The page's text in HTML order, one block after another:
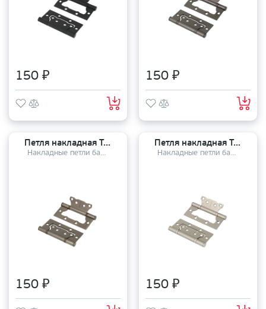
150 ₽ 150 ₽
Петля накладная TANDOOR TD100-2S steel (100*75*2,5) AB
Накладные петли бабочки
150 ₽
Петля накладная TANDOOR TD100-2S steel (100*75*2,5) SN
Накладные петли бабочки
150 ₽